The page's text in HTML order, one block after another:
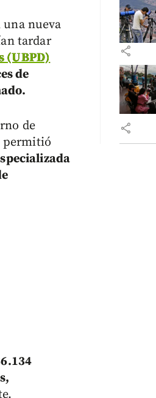
una nueva
tardar
(UBPD)
de
de
permitió
share
share